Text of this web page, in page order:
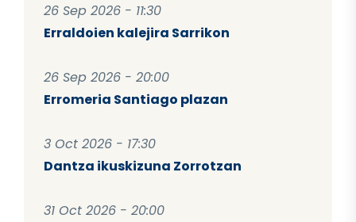
26 Sep 2026 - 11:30
Erraldoien kalejira Sarrikon
26 Sep 2026 - 20:00
Erromeria Santiago plazan
3 Oct 2026 - 17:30
Dantza ikuskizuna Zorrotzan
31 Oct 2026 - 20:00